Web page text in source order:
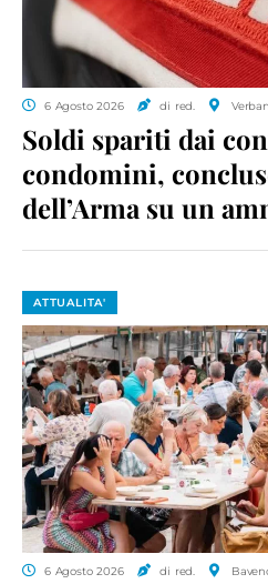
6 Agosto 2026 di red.
Soldi spariti dai
condomini,
dell’Arma su un
ATTUALITA'
6 Agosto 2026 di red.